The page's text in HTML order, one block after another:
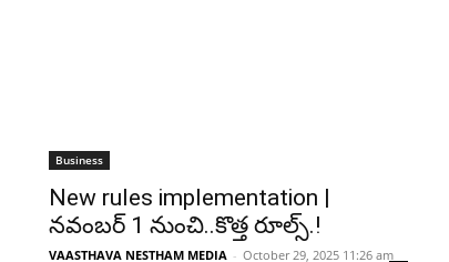
Business
New rules implementation |
నవంబర్ 1 నుంచి..కొత్త రూల్స్.!
VAASTHAVA NESTHAM MEDIA - October 29, 2025 11:26 am